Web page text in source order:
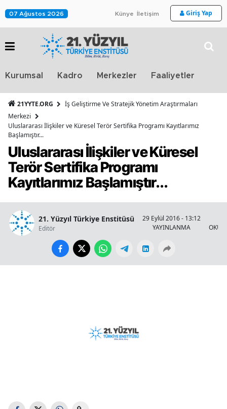
07 Ağustos 2026 Künye İletişim Giriş Yap
Kurumsal Kadro Merkezler Faaliyetler
21YYTE.ORG
İş Geliştirme Ve Stratejik Yönetim Araştırmaları
Merkezi
Uluslararası İlişkiler ve Küresel Terör Sertifika Programı Kayıtlarımız
Başlamıştır...
Uluslararası İlişkiler ve Küresel
Terör Sertifika Programı
Kayıtlarımız Başlamıştır...
21. Yüzyıl Türkiye Enstitüsü
Editör
29 Eylül 2016 - 13:12
YAYINLANMA